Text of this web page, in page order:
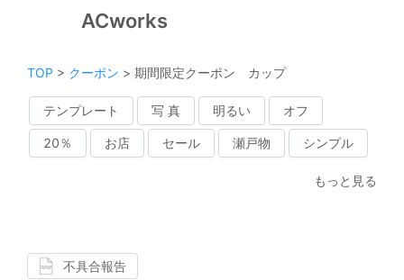
ACworks
TOP > クーポン > 期間限定クーポン カップ
テンプレート 写 真 明るい オフ
20％ お店 セール 瀬戸物 シンプル
もっと見る
不具合報告